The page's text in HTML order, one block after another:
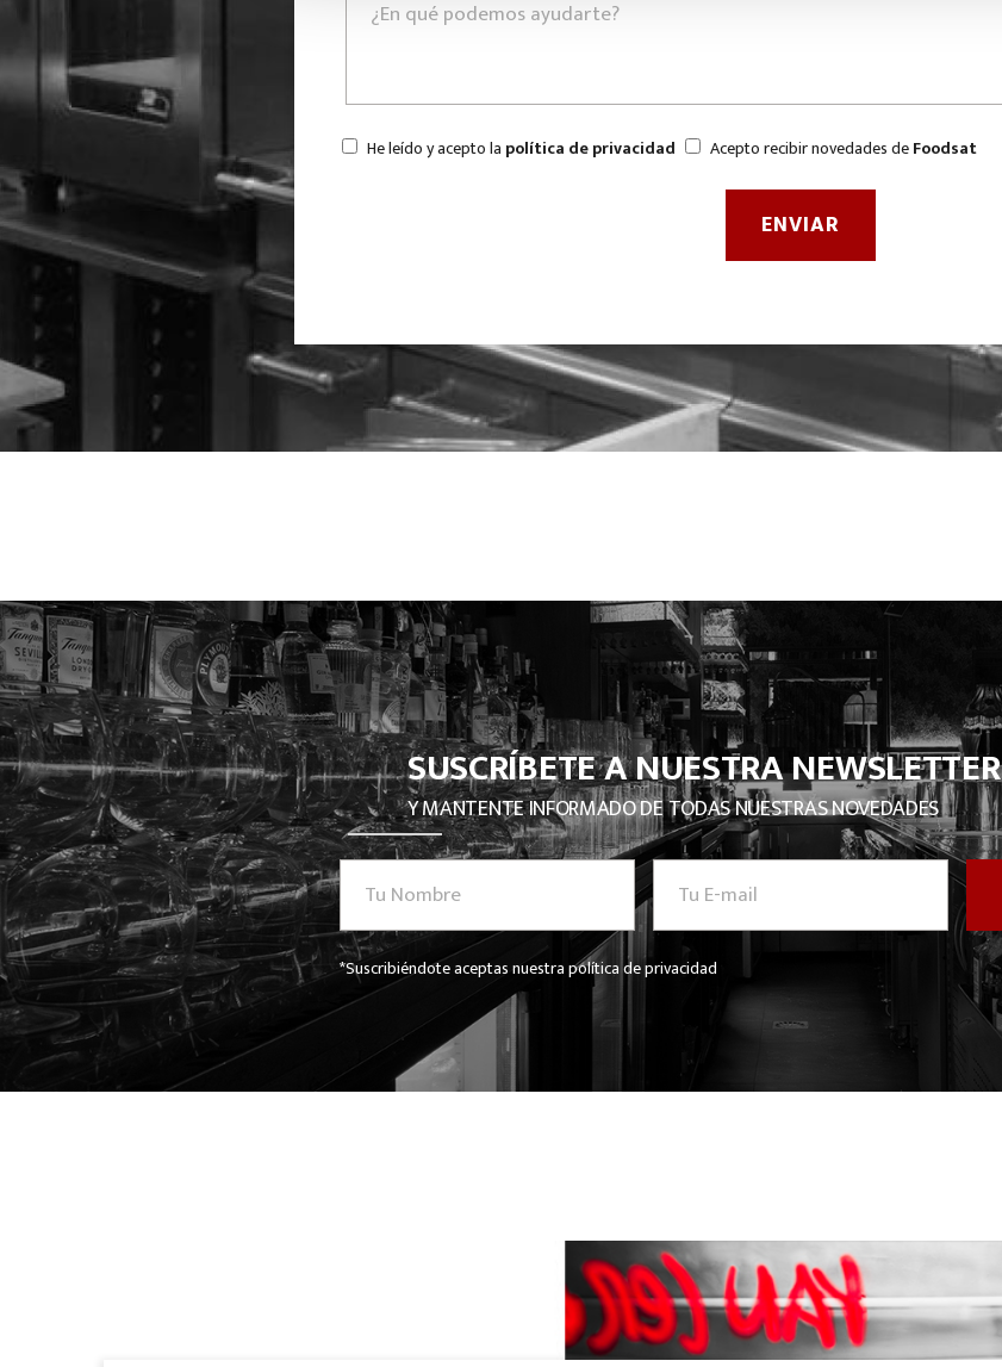
He leído y acepto la política de privacidad Acepto recibir novedades deFoodsat
SUSCRÍBETE A NUESTRA NEWSLETTER
Y MANTENTE INFORMADO DE TODAS NUESTRAS NOVEDADES
*Suscribiéndote aceptas nuestra política de privacidad